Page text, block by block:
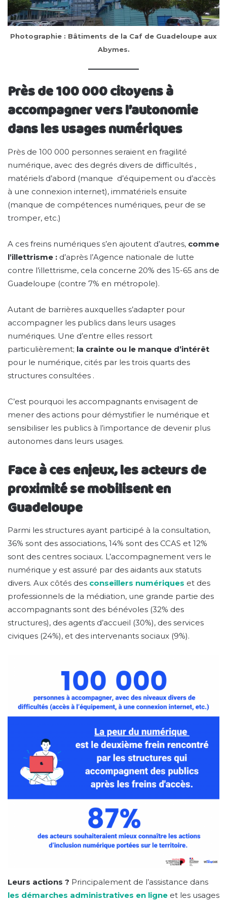
Photographie : Bâtiments de la Caf de Guadeloupe aux
Abymes.
Près de 100 000 citoyens à
accompagner vers l’autonomie
dans les usages numériques
Près de 100 000 personnes seraient en fragilité
numérique, avec des degrés divers de difficultés ,
matériels d’abord (manque d’équipement ou d’accès
à une connexion internet), immatériels ensuite
(manque de compétences numériques, peur de se
tromper, etc.)
A ces freins numériques s’en ajoutent d’autres, comme
l’illettrisme : d’après l’Agence nationale de lutte
contre l’illettrisme, cela concerne 20% des 15-65 ans de
Guadeloupe (contre 7% en métropole).
Autant de barrières auxquelles s’adapter pour
accompagner les publics dans leurs usages
numériques. Une d’entre elles ressort
particulièrement; la crainte ou le manque d’intérêt
pour le numérique, cités par les trois quarts des
structures consultées .
C’est pourquoi les accompagnants envisagent de
mener des actions pour démystifier le numérique et
sensibiliser les publics à l’importance de devenir plus
autonomes dans leurs usages.
Face à ces enjeux, les acteurs de
proximité se mobilisent en
Guadeloupe
Parmi les structures ayant participé à la consultation,
36% sont des associations, 14% sont des CCAS et 12%
sont des centres sociaux. L’accompagnement vers le
numérique y est assuré par des aidants aux statuts
divers. Aux côtés des conseillers numériques et des
professionnels de la médiation, une grande partie des
accompagnants sont des bénévoles (32% des
structures), des agents d’accueil (30%), des services
civiques (24%), et des intervenants sociaux (9%).
Leurs actions ? Principalement de l’assistance dans
les démarches administratives en ligne et les usages